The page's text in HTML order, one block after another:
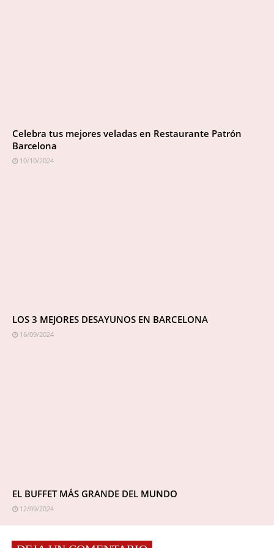
Celebra tus mejores veladas en Restaurante Patrón
Barcelona
10/10/2024
LOS 3 MEJORES DESAYUNOS EN BARCELONA
16/09/2024
EL BUFFET MÁS GRANDE DEL MUNDO
12/09/2024